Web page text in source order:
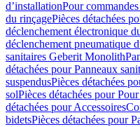
d’installationPour
du rinçagePièces détachées
déclenchement électronique
déclenchement pneumatique
sanitaires Geberit Monolith
détachées pour Panneaux
suspendusPièces détachées
solPièces détachées pour
détachées pour Accessoires
bidetsPièces détachées pour